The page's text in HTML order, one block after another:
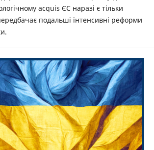
acquis ЄС наразі є тільки
подальші інтенсивні реформи